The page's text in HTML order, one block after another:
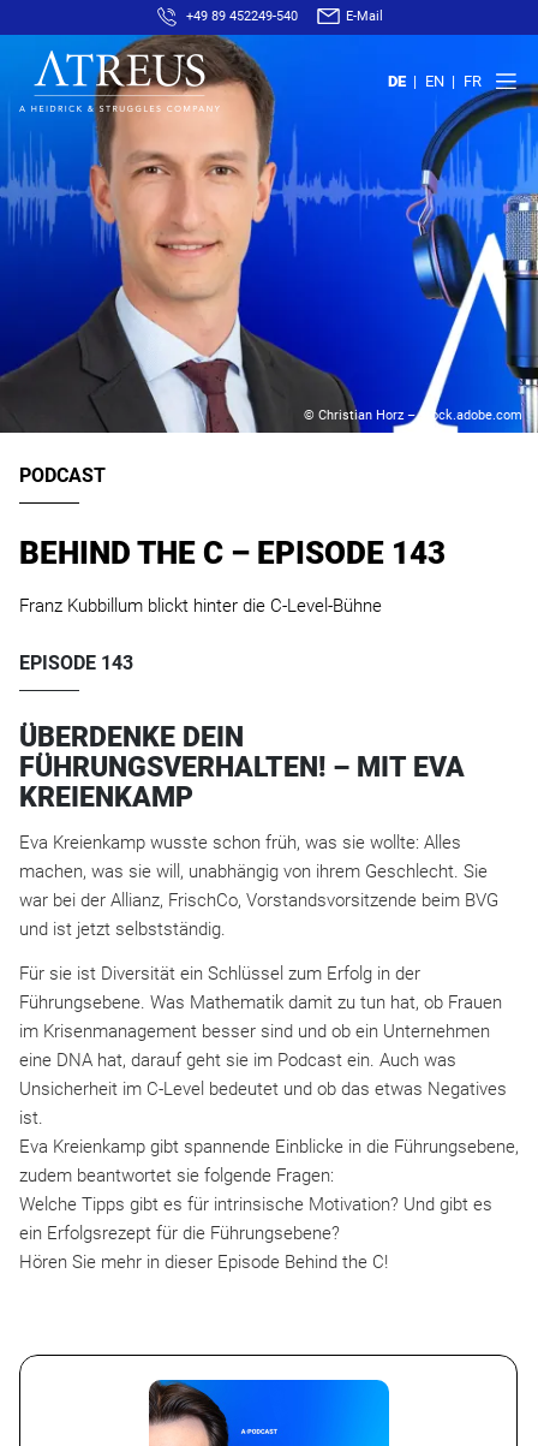
+49 89 452249-540 E-Mail
DE EN FR
© Christian Horz – stock.adobe.com
PODCAST
BEHIND THE C – EPISODE 143
Franz Kubbillum blickt hinter die C-Level-Bühne
EPISODE 143
ÜBERDENKE DEIN
FÜHRUNGSVERHALTEN! – MIT EVA
KREIENKAMP
Eva Kreienkamp wusste schon früh, was sie wollte: Alles
machen, was sie will, unabhängig von ihrem Geschlecht. Sie
war bei der Allianz, FrischCo, Vorstandsvorsitzende beim BVG
und ist jetzt selbstständig.
Für sie ist Diversität ein Schlüssel zum Erfolg in der
Führungsebene. Was Mathematik damit zu tun hat, ob Frauen
im Krisenmanagement besser sind und ob ein Unternehmen
eine DNA hat, darauf geht sie im Podcast ein. Auch was
Unsicherheit im C-Level bedeutet und ob das etwas Negatives
ist.
Eva Kreienkamp gibt spannende Einblicke in die Führungsebene,
zudem beantwortet sie folgende Fragen:
Welche Tipps gibt es für intrinsische Motivation? Und gibt es
ein Erfolgsrezept für die Führungsebene?
Hören Sie mehr in dieser Episode Behind the C!